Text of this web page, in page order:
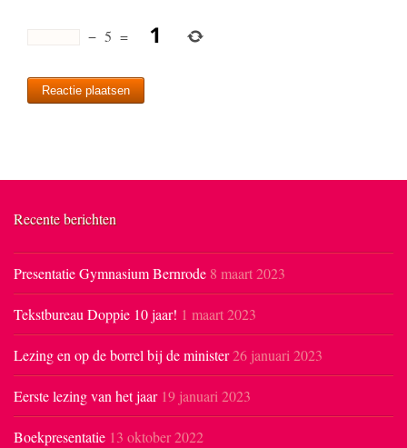
− 5 =
Recente berichten
Presentatie Gymnasium Bernrode 8 maart 2023
Tekstbureau Doppie 10 jaar! 1 maart 2023
Lezing en op de borrel bij de minister26 januari 2023
Eerste lezing van het jaar 19 januari 2023
Boekpresentatie 13 oktober 2022